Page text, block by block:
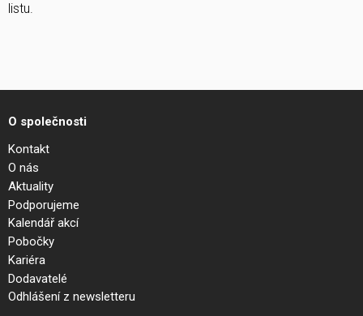
listu.
O společnosti
Kontakt
O nás
Aktuality
Podporujeme
Kalendář akcí
Pobočky
Kariéra
Dodavatelé
Odhlášení z newsletteru